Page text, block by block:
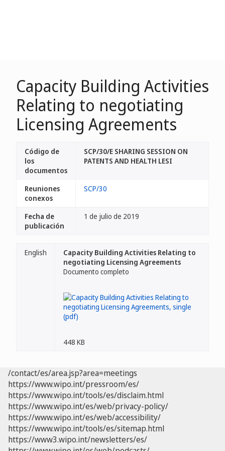
Capacity Building Activities
Relating to negotiating
Licensing Agreements
Código de
los
documentos
SCP/30/E SHARING SESSION ON
PATENTS AND HEALTH LESI
Reuniones
conexos
SCP/30
Fecha de
publicación
1 de julio de 2019
English
Capacity Building Activities Relating to
negotiating Licensing Agreements
Documento completo
448 KB
/contact/es/area.jsp?area=meetings
https://www.wipo.int/pressroom/es/
https://www.wipo.int/tools/es/disclaim.html
https://www.wipo.int/es/web/privacy-policy/
https://www.wipo.int/es/web/accessibility/
https://www.wipo.int/tools/es/sitemap.html
https://www3.wipo.int/newsletters/es/